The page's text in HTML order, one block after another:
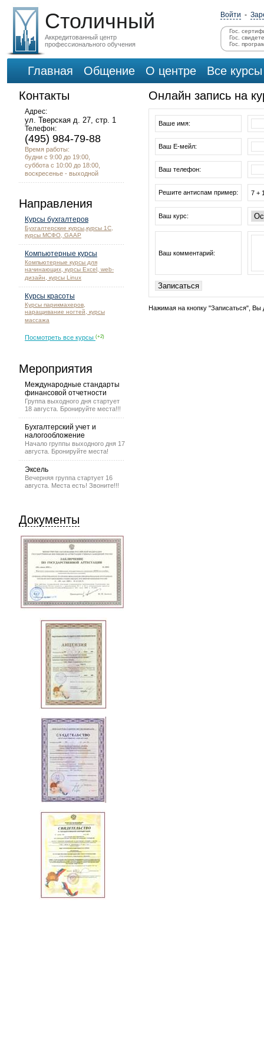
Столичный
Аккредитованный центр
профессионального обучения
Войти -
Гос.
Гос.
Гос.
Главная Общение О центре
Все курсы
Контакты
Адрес:
ул. Тверская д. 27, стр. 1
Телефон:
(495) 984-79-88
Время работы:
будни с 9:00 до 19:00,
суббота с 10:00 до 18:00,
воскресенье - выходной
Направления
Курсы бухгалтеров
Бухгалтерские курсы,курсы 1С,
курсы МСФО, GAAP
Компьютерные курсы
Компьютерные курсы для
начинающих, курсы Excel, web-
дизайн, курсы Linux
Курсы красоты
Курсы парикмахеров,
наращивание ногтей, курсы
массажа
Посмотреть все курсы (+2)
Мероприятия
Международные стандарты
финансовой отчетности
Группа выходного дня стартует
18 августа. Бронируйте места!!!
Бухгалтерский учет и
налогообложение
Начало группы выходного дня 17
августа. Бронируйте места!
Эксель
Вечерняя группа стартует 16
августа. Места есть! Звоните!!!
Документы
Онлайн запись на
Ваше имя:
Ваш Е-мейл:
Ваш телефон:
Решите антиспам пример: 7 +
Ваш курс:
Ваш комментарий:
Нажимая на кнопку "Записаться", Вы